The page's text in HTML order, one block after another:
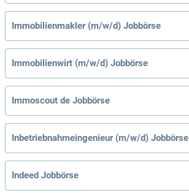
Immobilienmakler (m/w/d) Jobbörse
Immobilienwirt (m/w/d) Jobbörse
Immoscout de Jobbörse
Inbetriebnahmeingenieur (m/w/d) Jobbörse
Indeed Jobbörse